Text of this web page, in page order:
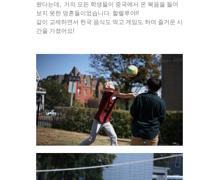
왔다는데, 거의 모든 학생들이 중국에서 온 복음을 들어
보지 못한 영혼들이었습니다. 할렐루야!!
같이 교제하면서 한국 음식도 먹고 게임도 하며 즐거운 시
간을 가졌어요!